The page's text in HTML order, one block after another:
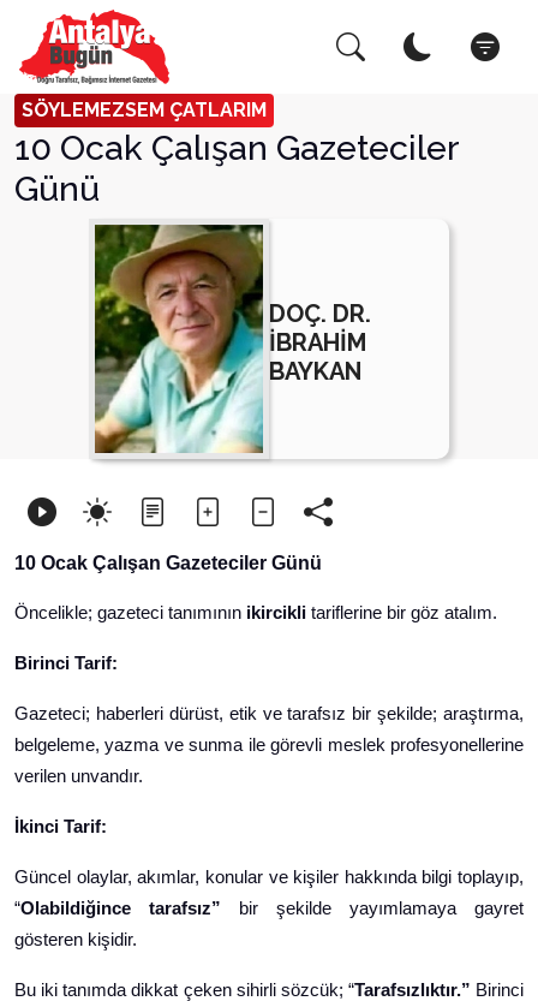
SÖYLEMEZSEM ÇATLARIM
10 Ocak Çalışan Gazeteciler
Günü
DOÇ. DR.
İBRAHİM
BAYKAN
10 Ocak Çalışan Gazeteciler Günü
Öncelikle; gazeteci tanımının ikircikli tariflerine bir göz atalım.
Birinci Tarif:
Gazeteci; haberleri dürüst, etik ve tarafsız bir şekilde; araştırma,
belgeleme, yazma ve sunma ile görevli meslek profesyonellerine
verilen unvandır.
İkinci Tarif:
Güncel olaylar, akımlar, konular ve kişiler hakkında bilgi toplayıp,
“Olabildiğince tarafsız” bir şekilde yayımlamaya gayret
gösteren kişidir.
Bu iki tanımda dikkat çeken sihirli sözcük; “Tarafsızlıktır.” Birinci
Arama Yap! Kapat